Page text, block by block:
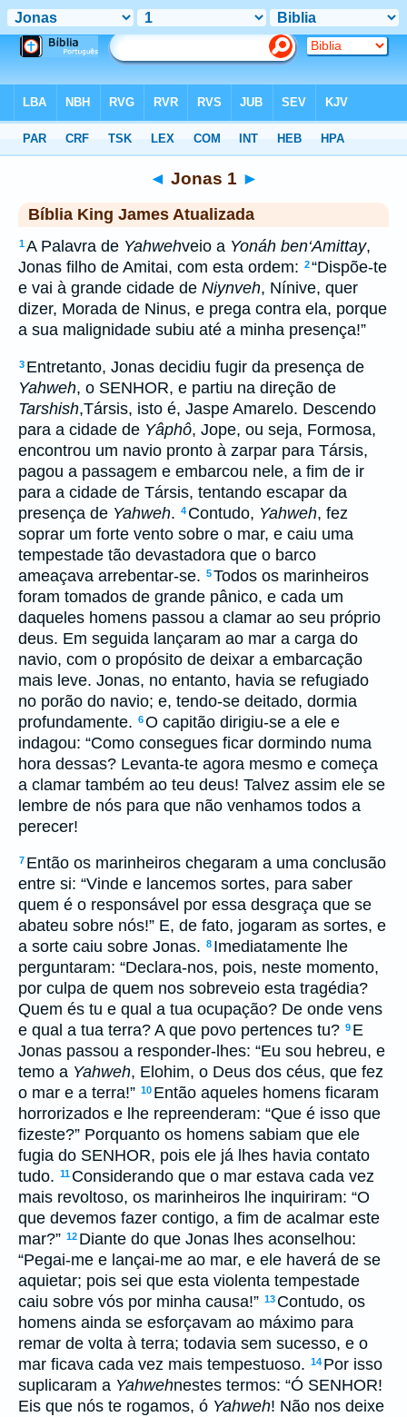
◄ Jonas 1 ►
Bíblia King James Atualizada
1A Palavra de Yahwehveio a Yonáh ben‘Amittay,
Jonas filho de Amitai, com esta ordem: 2“Dispõe-te
e vai à grande cidade de Niynveh, Nínive, quer
dizer, Morada de Ninus, e prega contra ela, porque
a sua malignidade subiu até a minha presença!”
3 Entretanto, Jonas decidiu fugir da presença de
Yahweh, o SENHOR, e partiu na direção de
Tarshish,Társis, isto é, Jaspe Amarelo. Descendo
para a cidade de Yâphô, Jope, ou seja, Formosa,
encontrou um navio pronto à zarpar para Társis,
pagou a passagem e embarcou nele, a fim de ir
para a cidade de Társis, tentando escapar da
presença de Yahweh. 4 Contudo, Yahweh, fez
soprar um forte vento sobre o mar, e caiu uma
tempestade tão devastadora que o barco
ameaçava arrebentar-se. 5Todos os marinheiros
foram tomados de grande pânico, e cada um
daqueles homens passou a clamar ao seu próprio
deus. Em seguida lançaram ao mar a carga do
navio, com o propósito de deixar a embarcação
mais leve. Jonas, no entanto, havia se refugiado
no porão do navio; e, tendo-se deitado, dormia
profundamente. 6O capitão dirigiu-se a ele e
indagou: “Como consegues ficar dormindo numa
hora dessas? Levanta-te agora mesmo e começa
a clamar também ao teu deus! Talvez assim ele se
lembre de nós para que não venhamos todos a
perecer!
7 Então os marinheiros chegaram a uma conclusão
entre si: “Vinde e lancemos sortes, para saber
quem é o responsável por essa desgraça que se
abateu sobre nós!” E, de fato, jogaram as sortes, e
a sorte caiu sobre Jonas. 8 Imediatamente lhe
perguntaram: “Declara-nos, pois, neste momento,
por culpa de quem nos sobreveio esta tragédia?
Quem és tu e qual a tua ocupação? De onde vens
e qual a tua terra? A que povo pertences tu? 9 E
Jonas passou a responder-lhes: “Eu sou hebreu, e
temo a Yahweh, Elohim, o Deus dos céus, que fez
o mar e a terra!” 10 Então aqueles homens ficaram
horrorizados e lhe repreenderam: “Que é isso que
fizeste?” Porquanto os homens sabiam que ele
fugia do SENHOR, pois ele já lhes havia contato
tudo. 11 Considerando que o mar estava cada vez
mais revoltoso, os marinheiros lhe inquiriram: “O
que devemos fazer contigo, a fim de acalmar este
mar?” 12 Diante do que Jonas lhes aconselhou:
“Pegai-me e lançai-me ao mar, e ele haverá de se
aquietar; pois sei que esta violenta tempestade
caiu sobre vós por minha causa!” 13 Contudo, os
homens ainda se esforçavam ao máximo para
remar de volta à terra; todavia sem sucesso, e o
mar ficava cada vez mais tempestuoso. 14 Por isso
suplicaram a Yahwehnestes termos: “Ó SENHOR!
Eis que nós te rogamos, ó Yahweh! Não nos deixe